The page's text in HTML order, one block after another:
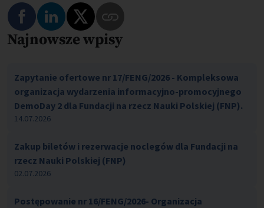
Najnowsze wpisy
Zapytanie ofertowe nr 17/FENG/2026 - Kompleksowa
organizacja wydarzenia informacyjno-promocyjnego
DemoDay 2 dla Fundacji na rzecz Nauki Polskiej (FNP).
14.07.2026
Zakup biletów i rezerwacje noclegów dla Fundacji na
rzecz Nauki Polskiej (FNP)
02.07.2026
Postępowanie nr 16/FENG/2026- Organizacja